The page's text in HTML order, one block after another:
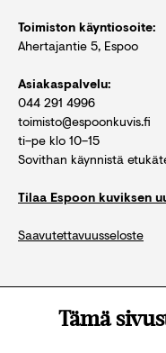
Tämä
Toimiston käyntiosoite:
Ahertajantie 5, Espoo
Asiakaspalvelu:
044 291 4996
toimisto@espoonkuvis.fi
ti–pe klo 10–15
Sovithan käynnistä
Tilaa Espoon kuviksen
Saavutettavuusseloste